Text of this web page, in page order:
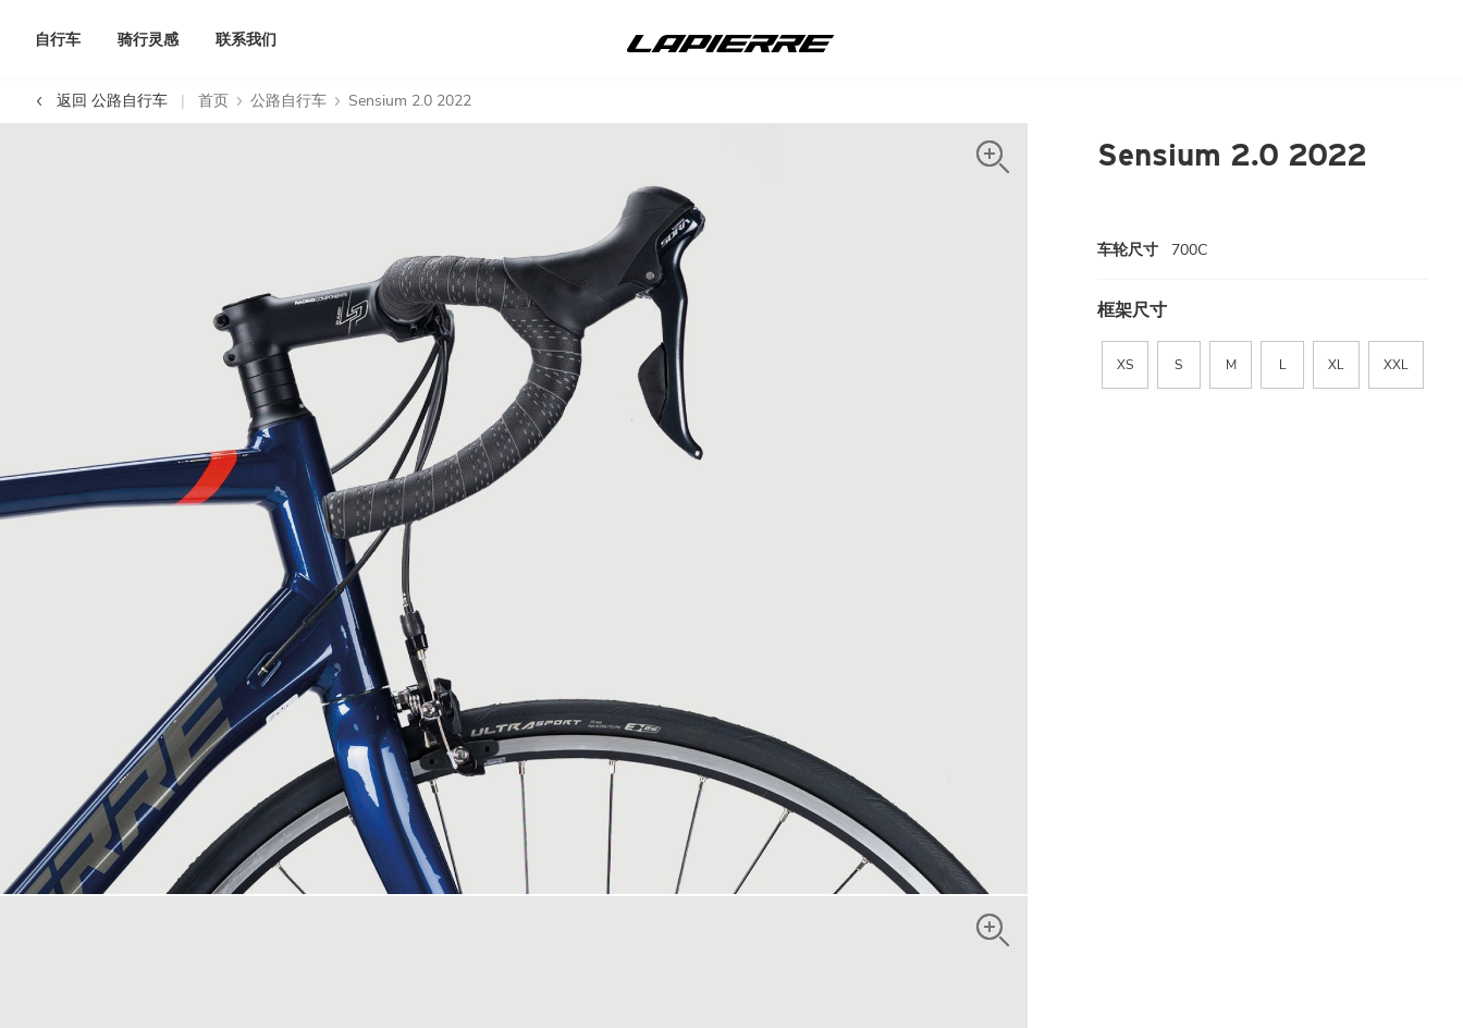
自行车 骑行灵感 联系我们
返回 公路自行车 首页 公路自行车 Sensium 2.0 2022
Sensium 2.0 2022
车轮尺寸 700C
框架尺寸
XS S M L XL XXL